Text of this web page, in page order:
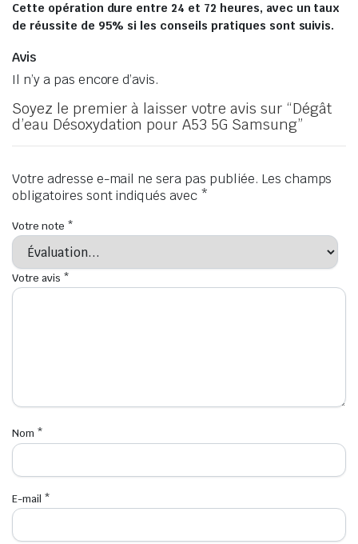
Cette opération dure entre 24 et 72 heures, avec un taux
de réussite de 95% si les conseils pratiques sont suivis.
Avis
Il n’y a pas encore d’avis.
Soyez le premier à laisser votre avis sur “Dégât
d’eau Désoxydation pour A53 5G Samsung”
Votre adresse e-mail ne sera pas publiée. Les champs
obligatoires sont indiqués avec *
Votre note *
Votre avis *
Nom *
E-mail *